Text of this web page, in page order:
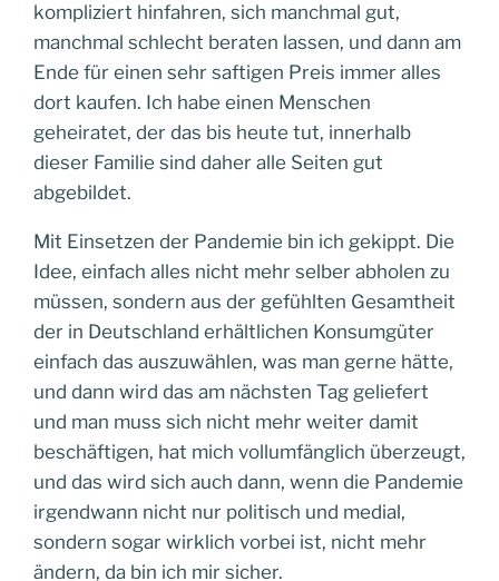
kompliziert hinfahren, sich manchmal gut,
manchmal schlecht beraten lassen, und dann am
Ende für einen sehr saftigen Preis immer alles
dort kaufen. Ich habe einen Menschen
geheiratet, der das bis heute tut, innerhalb
dieser Familie sind daher alle Seiten gut
abgebildet.
Mit Einsetzen der Pandemie bin ich gekippt. Die
Idee, einfach alles nicht mehr selber abholen zu
müssen, sondern aus der gefühlten Gesamtheit
der in Deutschland erhältlichen Konsumgüter
einfach das auszuwählen, was man gerne hätte,
und dann wird das am nächsten Tag geliefert
und man muss sich nicht mehr weiter damit
beschäftigen, hat mich vollumfänglich überzeugt,
und das wird sich auch dann, wenn die Pandemie
irgendwann nicht nur politisch und medial,
sondern sogar wirklich vorbei ist, nicht mehr
ändern, da bin ich mir sicher.